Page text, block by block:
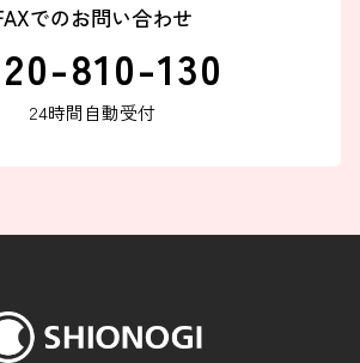
でのお問い合わせ
810-130
24時間自動受付